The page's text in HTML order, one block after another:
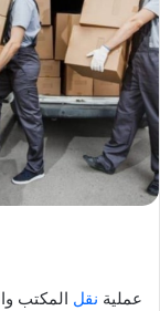
عملية نقل المكتب